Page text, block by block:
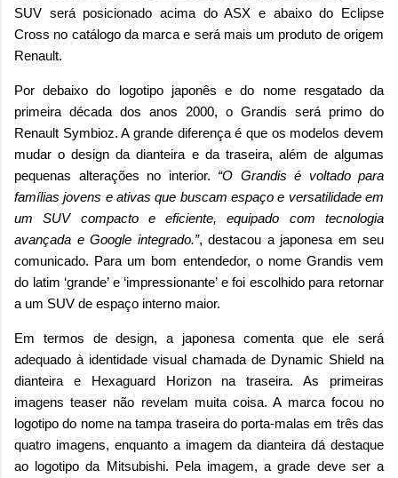
SUV será posicionado acima do ASX e abaixo do Eclipse
Cross no catálogo da marca e será mais um produto de origem
Renault.
Por debaixo do logotipo japonês e do nome resgatado da
primeira década dos anos 2000, o Grandis será primo do
Renault Symbioz. A grande diferença é que os modelos devem
mudar o design da dianteira e da traseira, além de algumas
pequenas alterações no interior. “O Grandis é voltado para
famílias jovens e ativas que buscam espaço e versatilidade em
um SUV compacto e eficiente, equipado com tecnologia
avançada e Google integrado.”, destacou a japonesa em seu
comunicado. Para um bom entendedor, o nome Grandis vem
do latim ‘grande’ e ‘impressionante’ e foi escolhido para retornar
a um SUV de espaço interno maior.
Em termos de design, a japonesa comenta que ele será
adequado à identidade visual chamada de Dynamic Shield na
dianteira e Hexaguard Horizon na traseira. As primeiras
imagens teaser não revelam muita coisa. A marca focou no
logotipo do nome na tampa traseira do porta-malas em três das
quatro imagens, enquanto a imagem da dianteira dá destaque
ao logotipo da Mitsubishi. Pela imagem, a grade deve ser a